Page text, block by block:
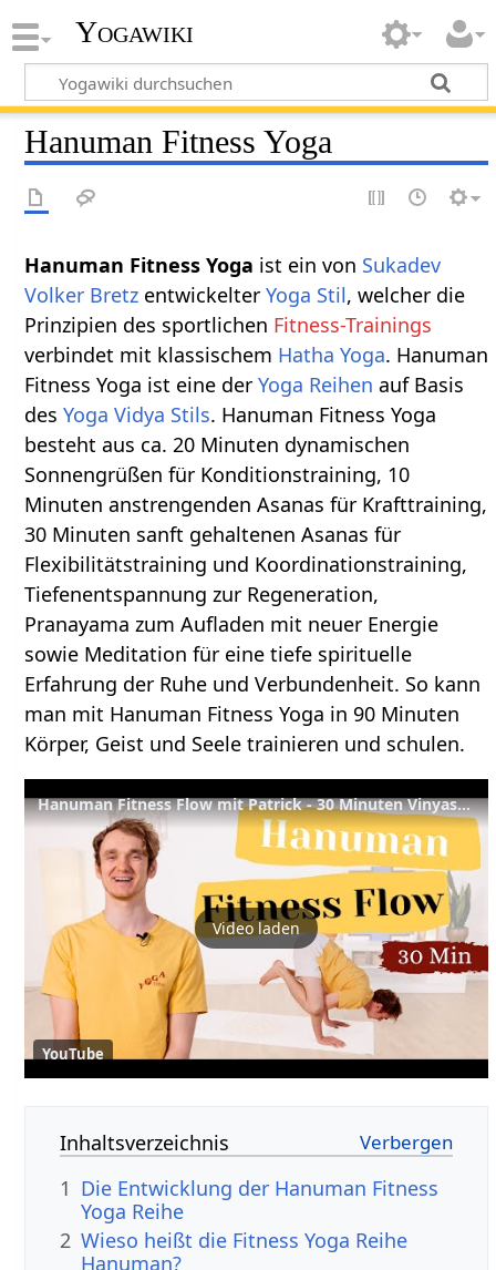
Yogawiki
Hanuman Fitness Yoga
Hanuman Fitness Yoga ist ein von Sukadev
Volker Bretz entwickelterYoga Stil, welcher die
Prinzipien des sportlichen Fitness-Trainings
verbindet mit klassischem Hatha Yoga. Hanuman
Fitness Yoga ist eine derYoga Reihen auf Basis
desYoga Vidya Stils. Hanuman Fitness Yoga
besteht aus ca. 20 Minuten dynamischen
Sonnengrüßen für Konditionstraining, 10
Minuten anstrengenden Asanas für Krafttraining,
30 Minuten sanft gehaltenen Asanas für
Flexibilitätstraining und Koordinationstraining,
Tiefenentspannung zur Regeneration,
Pranayama zum Aufladen mit neuer Energie
sowie Meditation für eine tiefe spirituelle
Erfahrung der Ruhe und Verbundenheit. So kann
man mit Hanuman Fitness Yoga in 90 Minuten
Körper, Geist und Seele trainieren und schulen.
Hanuman Fitness Flow mit Patrick - 30 Minuten Vinyasa Yoga - Kraft, Muskelaufbau und Willensstärke
Video laden
YouTube
Inhaltsverzeichnis
1 Die Entwicklung der Hanuman Fitness
Yoga Reihe
2 Wieso heißt die Fitness Yoga Reihe
Hanuman?